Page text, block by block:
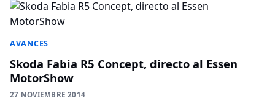
AVANCES
Skoda Fabia R5 Concept, directo al Essen
MotorShow
27 NOVIEMBRE 2014